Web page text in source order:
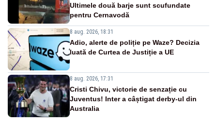
Ultimele două barje sunt scufundate
pentru Cernavodă
8 aug. 2026, 18:31
Adio, alerte de poliție pe Waze? Decizia
luată de Curtea de Justiție a UE
8 aug. 2026, 17:31
Cristi Chivu, victorie de senzație cu
Juventus! Inter a câștigat derby-ul din
Australia